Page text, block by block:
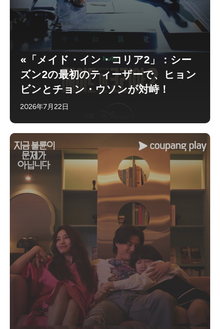
«「メイド・イン・コリア2」：シー
ズン2の最初のティーザーで、ヒョン
ビンとチョン・ウソンが対峙！
2026年7月22日